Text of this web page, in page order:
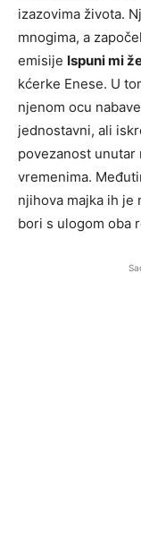
izazovima života.
mnogima, a
emisije Ispuni mi
kćerke Enese. U
njenom ocu
jednostavni, ali
povezanost
vremenima.
njihova majka ih je
bori s ulogom oba